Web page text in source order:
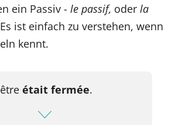
ein Passiv - le passif, oder la
ist einfach zu verstehen, wenn
kennt.
était fermée.